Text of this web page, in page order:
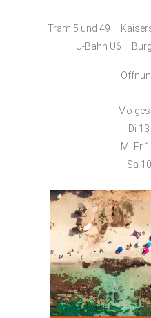
Tram 5 und 49 –
U-Bahn U6 –
Mo
Di
Mi-Fr
Sa